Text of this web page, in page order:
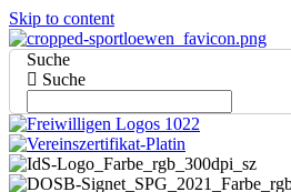
Skip to content
Suche
Suche